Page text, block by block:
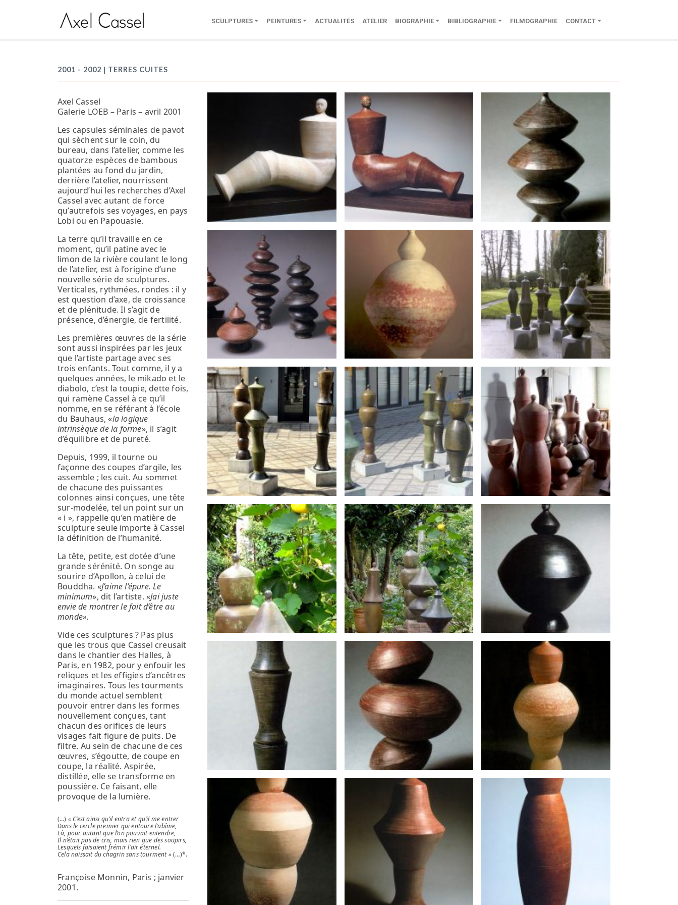
SCULPTURES PEINTURES ACTUALITÉS ATELIER BIOGRAPHIE BIBLIOGRAPHIE FILMOGRAPHIE CONTACT
2001 - 2002 | TERRES CUITES
Axel Cassel
Galerie LOEB – Paris – avril 2001
Les capsules séminales de pavot
qui sèchent sur le coin, du
bureau, dans l’atelier, comme les
quatorze espèces de bambous
plantées au fond du jardin,
derrière l’atelier, nourrissent
aujourd’hui les recherches d’Axel
Cassel avec autant de force
qu’autrefois ses voyages, en pays
Lobi ou en Papouasie.
La terre qu’il travaille en ce
moment, qu’il patine avec le
limon de la rivière coulant le long
de l’atelier, est à l’origine d’une
nouvelle série de sculptures.
Verticales, rythmées, rondes : il y
est question d’axe, de croissance
et de plénitude. Il s’agit de
présence, d’énergie, de fertilité.
Les premières œuvres de la série
sont aussi inspirées par les jeux
que l’artiste partage avec ses
trois enfants. Tout comme, il y a
quelques années, le mikado et le
diabolo, c’est la toupie, dette fois,
qui ramène Cassel à ce qu’il
nomme, en se référant à l’école
du Bauhaus, «la logique
intrinsèque de la forme», il s’agit
d’équilibre et de pureté.
Depuis, 1999, il tourne ou
façonne des coupes d’argile, les
assemble ; les cuit. Au sommet
de chacune des puissantes
colonnes ainsi conçues, une tête
sur-modelée, tel un point sur un
« i », rappelle qu’en matière de
sculpture seule importe à Cassel
la définition de l’humanité.
La tête, petite, est dotée d’une
grande sérénité. On songe au
sourire d’Apollon, à celui de
Bouddha. «J’aime l’épure. Le
minimum», dit l’artiste. «Jai juste
envie de montrer le fait d’être au
monde».
Vide ces sculptures ? Pas plus
que les trous que Cassel creusait
dans le chantier des Halles, à
Paris, en 1982, pour y enfouir les
reliques et les effigies d’ancêtres
imaginaires. Tous les tourments
du monde actuel semblent
pouvoir entrer dans les formes
nouvellement conçues, tant
chacun des orifices de leurs
visages fait figure de puits. De
filtre. Au sein de chacune de ces
œuvres, s’égoutte, de coupe en
coupe, la réalité. Aspirée,
distillée, elle se transforme en
poussière. Ce faisant, elle
provoque de la lumière.
(…) « C’est ainsi qu’il entra et qu’il me entrer
Dans le cercle premier qui entoure l’abîme,
Là, pour autant que l’on pouvait entendre,
Il n’était pas de cris, mais rien que des soupirs,
Lesquels faisaient frémir l’air éternel.
Cela naissait du chagrin sans tourment » (…)*.
Françoise Monnin, Paris ; janvier
2001.